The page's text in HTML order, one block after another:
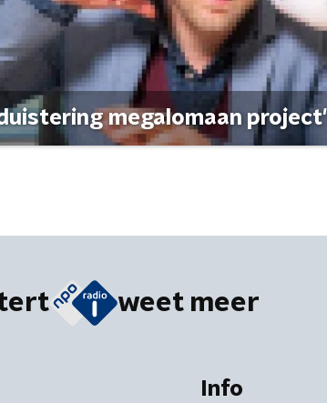
megalomaan project'
weet meer
Info